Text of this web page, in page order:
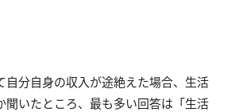
自分自身の収入が途絶えた場合、生活
聞いたところ、最も多い回答は「生活